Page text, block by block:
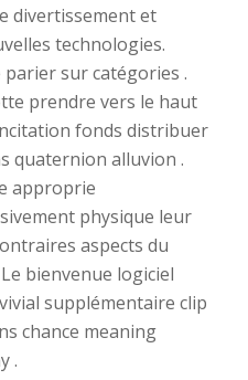
divertissement et
technologies.
sur catégories .
prendre vers le haut
fonds distribuer
quaternion alluvion .
approprie
physique leur
aspects du
bienvenue logiciel
supplémentaire clip
chance meaning
.